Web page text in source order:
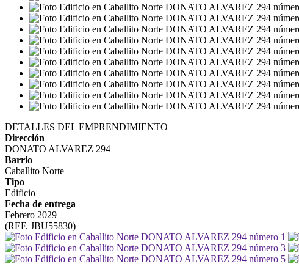
DETALLES DEL EMPRENDIMIENTO
Dirección
DONATO ALVAREZ 294
Barrio
Caballito Norte
Tipo
Edificio
Fecha de entrega
Febrero 2029
(REF. JBU55830)